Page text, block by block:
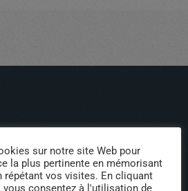
sur notre site Web pour
la plus pertinente en mémorisant
répétant vos visites. En cliquant
vous consentez à l'utilisation de